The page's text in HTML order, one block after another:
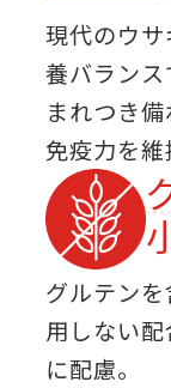
現代のウ
養バラン
まれつき
免疫力を維
グルテン
用しない
に配慮。